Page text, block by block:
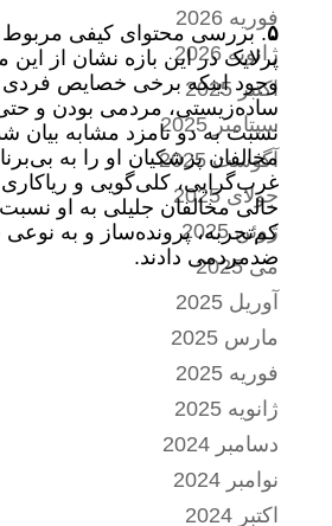
۵. بررسی محتوای کیفی مربوط
پرلایک در این بازه نشان از این
وجود اینکه برخی خصایص فردی
ساده‌زیستی، مردمی بودن و
نسبت به دو نامزد مشابه بیان
مخالفان پزشکیان او را به
غرب‌گرایی، کلی‌گویی و ریاکاری
حالی مخالفان جلیلی به او
کم‌تجربه، پرونده‌ساز و به نوعی
ضدمردمی دادند.
فوریه 2026
ژانویه 2026
اکتبر 2025
سپتامبر 2025
آگوست 2025
جولای 2025
ژوئن 2025
می 2025
آوریل 2025
مارس 2025
فوریه 2025
ژانویه 2025
دسامبر 2024
نوامبر 2024
اکتبر 2024